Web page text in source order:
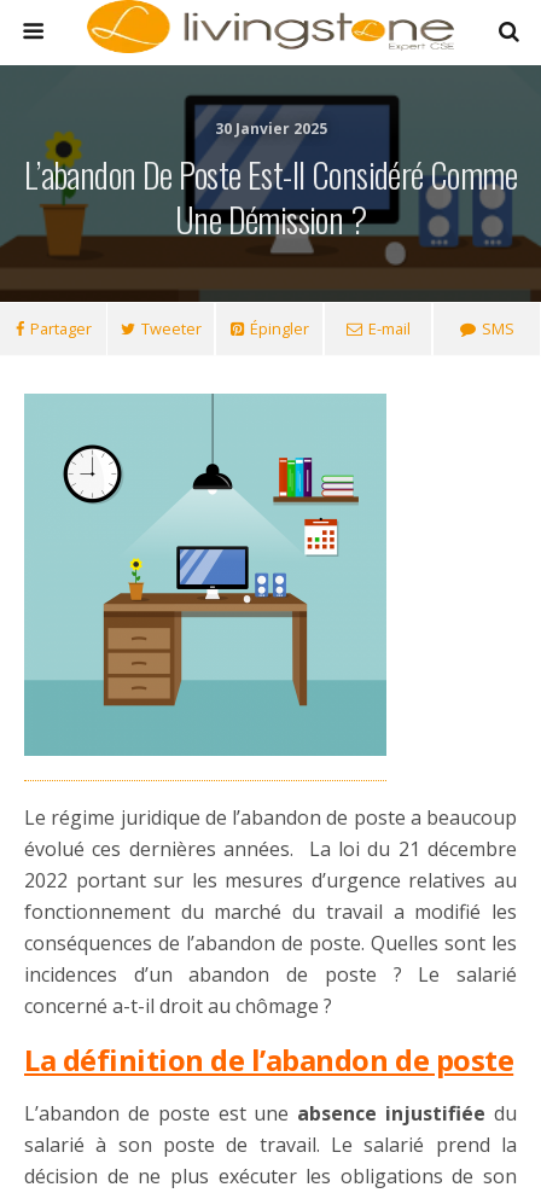
30 Janvier 2025
L’abandon De Poste Est-Il Considéré Comme
Une Démission ?
Partager Tweeter Épingler E-mail SMS
Le régime juridique de l’abandon de poste a beaucoup
évolué ces dernières années. La loi du 21 décembre
2022 portant sur les mesures d’urgence relatives au
fonctionnement du marché du travail a modifié les
conséquences de l’abandon de poste. Quelles sont les
incidences d’un abandon de poste ? Le salarié
concerné a-t-il droit au chômage ?
La définition de l’abandon de poste
L’abandon de poste est une absence injustifiée du
salarié à son poste de travail. Le salarié prend la
décision de ne plus exécuter les obligations de son